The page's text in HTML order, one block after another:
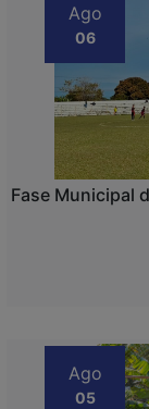
Ago
06
Fase Municipal
Ago
05